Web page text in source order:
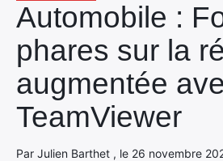
Automobile :
phares sur la
augmentée
TeamViewer
Par Julien Barthet , le 26 novembre